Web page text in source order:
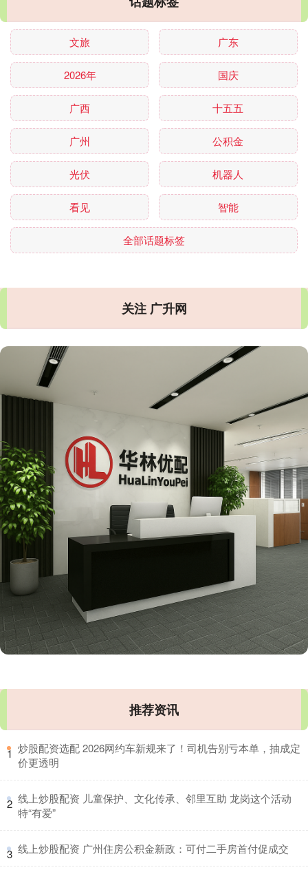
文旅 广东
2026年 国庆
广西 十五五
广州 公积金
光伏 机器人
看见 智能
全部话题标签
关注 广升网
推荐资讯
1 ​炒股配资选配 2026网约车新规来了！司机告别亏本单，抽成定
价更透明
2 ​线上炒股配资 儿童保护、文化传承、邻里互助 龙岗这个活动
特“有爱”
3 ​线上炒股配资 广州住房公积金新政：可付二手房首付促成交